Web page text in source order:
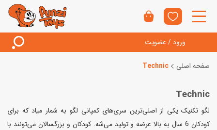
ورود / عضویت
صفحه اصلی Technic
Technic
لگو تکنیک یکی از اصلی‌ترین سری‌های کمپانی لگو به شمار میاد که برای
کودکان 6 سال به بالا عرضه و تولید می‌شه. کودکان و بزرگسالان می‌تونند با